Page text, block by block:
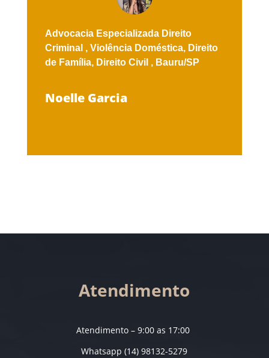
Advocacia Especializada Direito
Criminal , Violência Doméstica, Direito
de Família, Direito Civil , Bauru/SP
Noelle Garcia
Atendimento
Atendimento – 9:00 as 17:00
Whatsapp (14) 98132-5279